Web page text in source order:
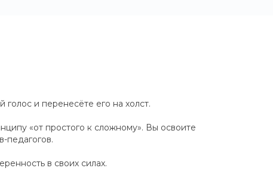
и перенесёте его на холст.
«от простого к сложному». Вы освоите
педагогов.
в своих силах.